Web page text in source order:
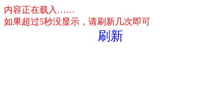
内容正在载入……
如果超过5秒没显示，请刷新几次即可
刷新